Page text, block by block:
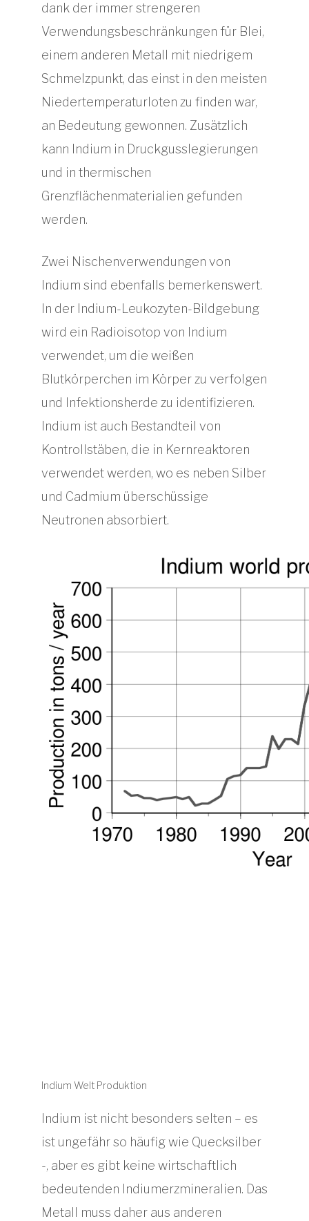
dank der immer strengeren
Verwendungsbeschränkungen für Blei,
einem anderen Metall mit niedrigem
Schmelzpunkt, das einst in den meisten
Niedertemperaturloten zu finden war,
an Bedeutung gewonnen. Zusätzlich
kann Indium in Druckgusslegierungen
und in thermischen
Grenzflächenmaterialien gefunden
werden.
Zwei Nischenverwendungen von
Indium sind ebenfalls bemerkenswert.
In der Indium-Leukozyten-Bildgebung
wird ein Radioisotop von Indium
verwendet, um die weißen
Blutkörperchen im Körper zu verfolgen
und Infektionsherde zu identifizieren.
Indium ist auch Bestandteil von
Kontrollstäben, die in Kernreaktoren
verwendet werden, wo es neben Silber
und Cadmium überschüssige
Neutronen absorbiert.
Indium Welt Produktion
Indium ist nicht besonders selten – es
ist ungefähr so ​​häufig wie Quecksilber
-, aber es gibt keine wirtschaftlich
bedeutenden Indiumerzmineralien. Das
Metall muss daher aus anderen